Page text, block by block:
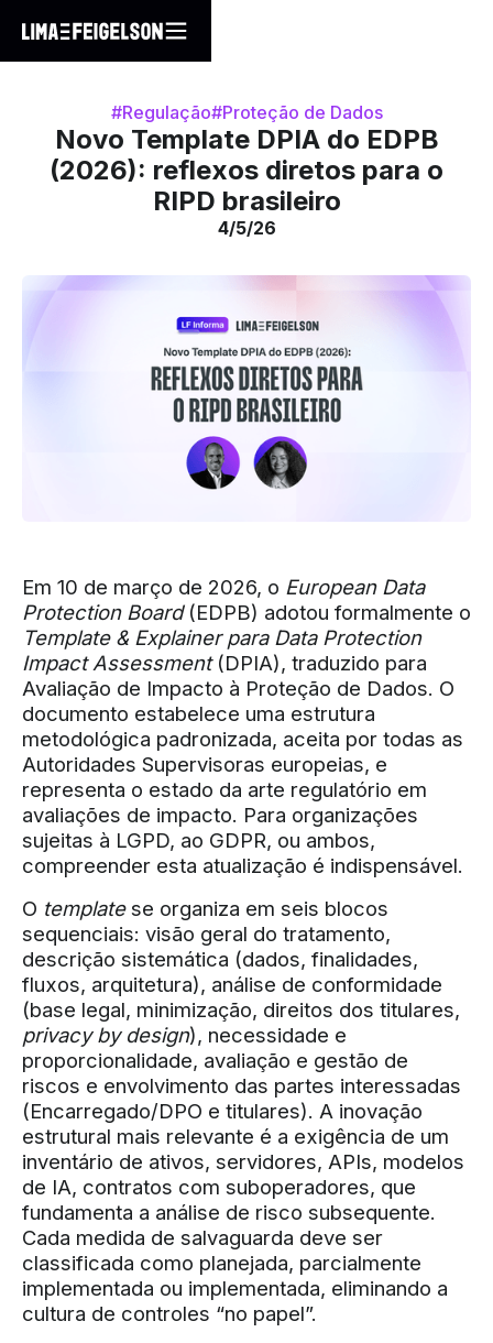
#Regulação#Proteção de Dados
Novo Template DPIA do EDPB
(2026): reflexos diretos para o
RIPD brasileiro
4/5/26
Em 10 de março de 2026, o European Data
Protection Board(EDPB) adotou formalmente o
Template & Explainer para Data Protection
Impact Assessment(DPIA), traduzido para
Avaliação de Impacto à Proteção de Dados. O
documento estabelece uma estrutura
metodológica padronizada, aceita por todas as
Autoridades Supervisoras europeias, e
representa o estado da arte regulatório em
avaliações de impacto. Para organizações
sujeitas à LGPD, ao GDPR, ou ambos,
compreender esta atualização é indispensável.
O templatese organiza em seis blocos
sequenciais: visão geral do tratamento,
descrição sistemática (dados, finalidades,
fluxos, arquitetura), análise de conformidade
(base legal, minimização, direitos dos titulares,
privacy by design), necessidade e
proporcionalidade, avaliação e gestão de
riscos e envolvimento das partes interessadas
(Encarregado/DPO e titulares). A inovação
estrutural mais relevante é a exigência de um
inventário de ativos, servidores, APIs, modelos
de IA, contratos com suboperadores, que
fundamenta a análise de risco subsequente.
Cada medida de salvaguarda deve ser
classificada como planejada, parcialmente
implementada ou implementada, eliminando a
cultura de controles “no papel”.